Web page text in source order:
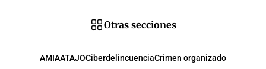
Otras secciones
AMIAATAJOCiberdelincuenciaCrimen organizado